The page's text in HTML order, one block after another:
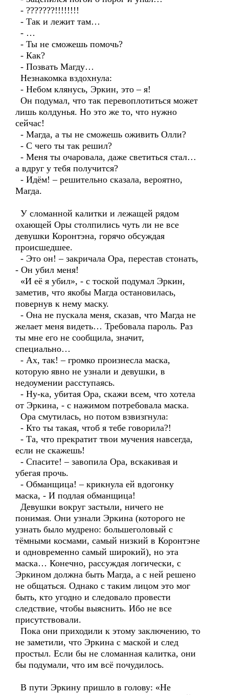
- ???????!!!!!!!!
- Так и лежит там…
- …
- Ты не сможешь помочь?
- Как?
- Позвать Магду…
Незнакомка вздохнула:
- Небом клянусь, Эркин, это – я!
Он подумал, что так перевоплотиться может
лишь колдунья. Но это же то, что нужно
сейчас!
- Магда, а ты не сможешь оживить Олли?
- С чего ты так решил?
- Меня ты очаровала, даже светиться стал…
а вдруг у тебя получится?
- Идём! – решительно сказала, вероятно,
Магда.
У сломанной калитки и лежащей рядом
охающей Оры столпились чуть ли не все
девушки Коронтэна, горячо обсуждая
происшедшее.
- Это он! – закричала Ора, перестав стонать,
- Он убил меня!
«И её я убил», - с тоской подумал Эркин,
заметив, что якобы Магда остановилась,
повернув к нему маску.
- Она не пускала меня, сказав, что Магда не
желает меня видеть… Требовала пароль. Раз
ты мне его не сообщила, значит,
специально…
- Ах, так! – громко произнесла маска,
которую явно не узнали и девушки, в
недоумении расступаясь.
- Ну-ка, убитая Ора, скажи всем, что хотела
от Эркина, - с нажимом потребовала маска.
Ора смутилась, но потом взвизгнула:
- Кто ты такая, чтоб я тебе говорила?!
- Та, что прекратит твои мучения навсегда,
если не скажешь!
- Спасите! – завопила Ора, вскакивая и
убегая прочь.
- Обманщица! – крикнула ей вдогонку
маска, - И подлая обманщица!
Девушки вокруг застыли, ничего не
понимая. Они узнали Эркина (которого не
узнать было мудрено: большеголовый с
тёмными космами, самый низкий в Коронтэне
и одновременно самый широкий), но эта
маска… Конечно, рассуждая логически, с
Эркином должна быть Магда, а с ней решено
не общаться. Однако с таким лицом это мог
быть, кто угодно и следовало провести
следствие, чтобы выяснить. Ибо не все
присутствовали.
Пока они приходили к этому заключению, то
не заметили, что Эркина с маской и след
простыл. Если бы не сломанная калитка, они
бы подумали, что им всё почудилось.
В пути Эркину пришло в голову: «Не